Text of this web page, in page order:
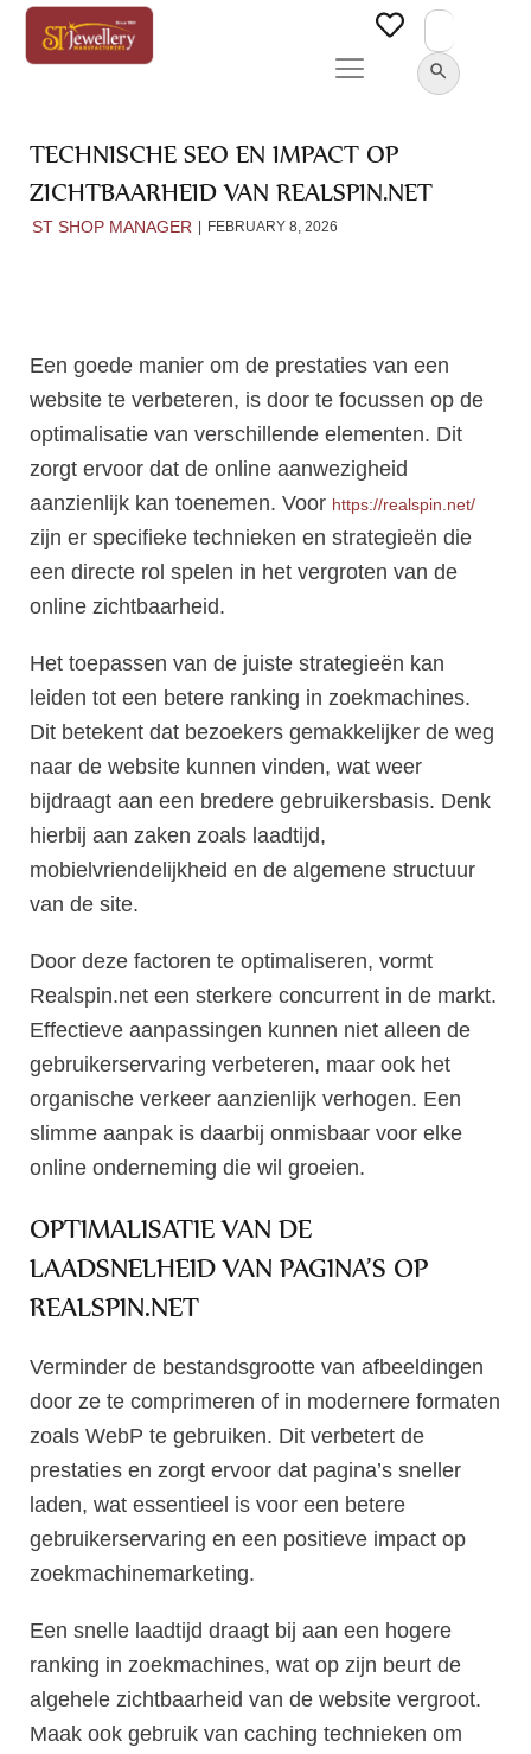
Search
SEARCH BUTTON
TECHNISCHE SEO EN IMPACT OP
ZICHTBAARHEID VAN REALSPIN.NET
ST SHOP MANAGER FEBRUARY 8, 2026
Een goede manier om de prestaties van een
website te verbeteren, is door te focussen op de
optimalisatie van verschillende elementen. Dit
zorgt ervoor dat de online aanwezigheid
aanzienlijk kan toenemen. Voor https://realspin.net/
zijn er specifieke technieken en strategieën die
een directe rol spelen in het vergroten van de
online zichtbaarheid.
Het toepassen van de juiste strategieën kan
leiden tot een betere ranking in zoekmachines.
Dit betekent dat bezoekers gemakkelijker de weg
naar de website kunnen vinden, wat weer
bijdraagt aan een bredere gebruikersbasis. Denk
hierbij aan zaken zoals laadtijd,
mobielvriendelijkheid en de algemene structuur
van de site.
Door deze factoren te optimaliseren, vormt
Realspin.net een sterkere concurrent in de markt.
Effectieve aanpassingen kunnen niet alleen de
gebruikerservaring verbeteren, maar ook het
organische verkeer aanzienlijk verhogen. Een
slimme aanpak is daarbij onmisbaar voor elke
online onderneming die wil groeien.
OPTIMALISATIE VAN DE
LAADSNELHEID VAN PAGINA’S OP
REALSPIN.NET
Verminder de bestandsgrootte van afbeeldingen
door ze te comprimeren of in modernere formaten
zoals WebP te gebruiken. Dit verbetert de
prestaties en zorgt ervoor dat pagina’s sneller
laden, wat essentieel is voor een betere
gebruikerservaring en een positieve impact op
zoekmachinemarketing.
Een snelle laadtijd draagt bij aan een hogere
ranking in zoekmachines, wat op zijn beurt de
algehele zichtbaarheid van de website vergroot.
Maak ook gebruik van caching technieken om